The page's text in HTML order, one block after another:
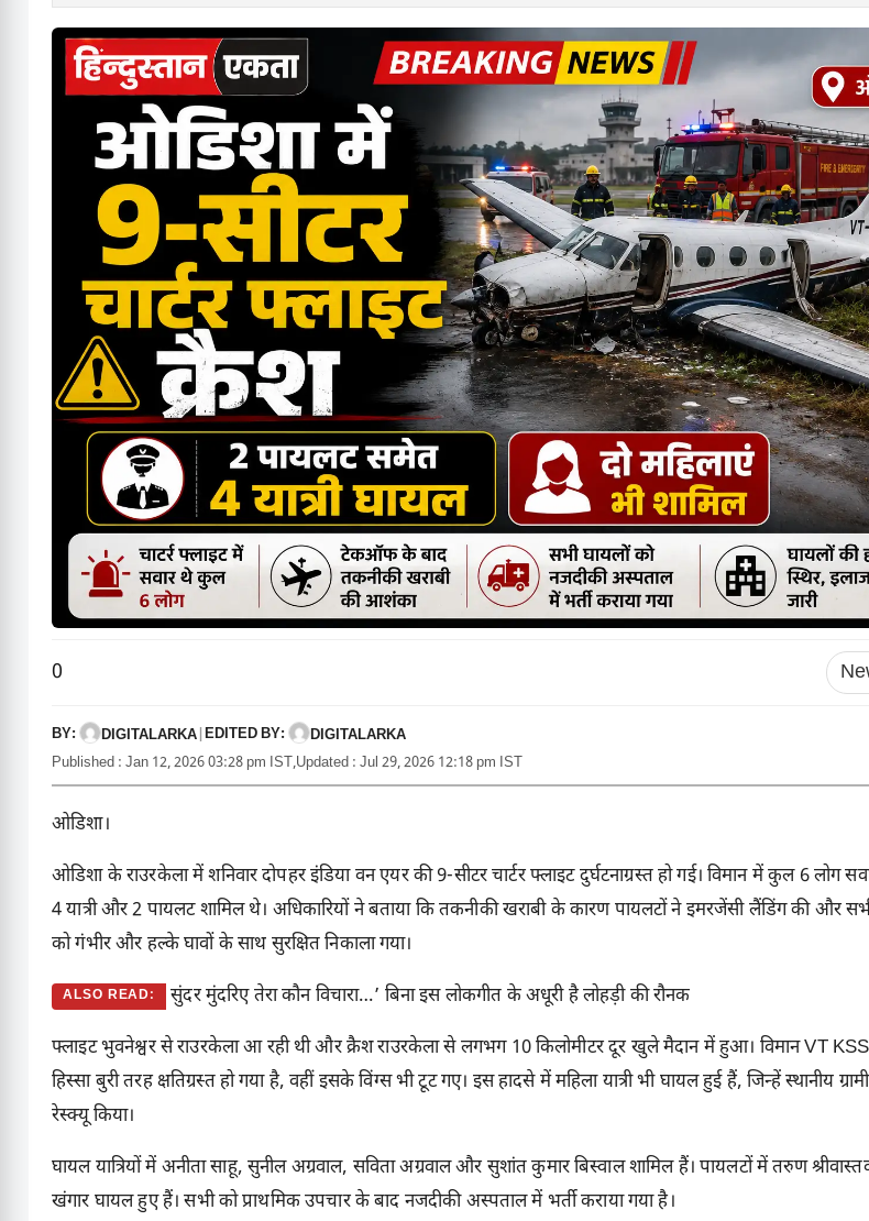
0
BY: DIGITALARKA EDITED BY:
DIGITALARKA
Published : Jan 12, 2026 03:28 pm IST,Updated : Jul 29, 2026 12:18 pm IST
ओडिशा।
ओडिशा के राउरकेला में शनिवार दोपहर इंडिया वन एयर की 9-सीटर चार्टर फ्लाइट दुर्घटनाग्रस्त हो गई। विमान में कुल 6 लोग
4 यात्री और 2 पायलट शामिल थे। अधिकारियों ने बताया कि तकनीकी खराबी के कारण पायलटों ने इमरजेंसी लैंडिंग की और
को गंभीर और हल्के घावों के साथ सुरक्षित निकाला गया।
ALSO READ: सुंदर मुंदरिए तेरा कौन विचारा…’ बिना इस लोकगीत के अधूरी है लोहड़ी की रौनक
फ्लाइट भुवनेश्वर से राउरकेला आ रही थी और क्रैश राउरकेला से लगभग 10 किलोमीटर दूर खुले मैदान में हुआ। विमान VT
हिस्सा बुरी तरह क्षतिग्रस्त हो गया है, वहीं इसके विंग्स भी टूट गए। इस हादसे में महिला यात्री भी घायल हुई हैं, जिन्हें स्थानीय
रेस्क्यू किया।
घायल यात्रियों में अनीता साहू, सुनील अग्रवाल, सविता अग्रवाल और सुशांत कुमार बिस्वाल शामिल हैं। पायलटों में तरुण
खंगार घायल हुए हैं। सभी को प्राथमिक उपचार के बाद नजदीकी अस्पताल में भर्ती कराया गया है।